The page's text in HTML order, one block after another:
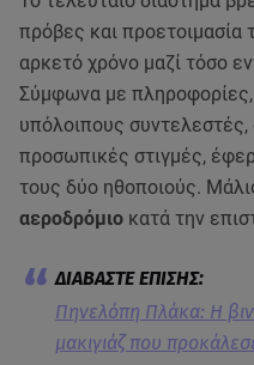
πρόβες και
αρκετό χρόνο μαζί τόσο
Σύμφωνα με πληροφορίες,
υπόλοιπους συντελεστές,
προσωπικές στιγμές,
τους δύο ηθοποιούς.
αεροδρόμιο κατά την
Πηνελόπη Πλάκα: Η
μακιγιάζ που